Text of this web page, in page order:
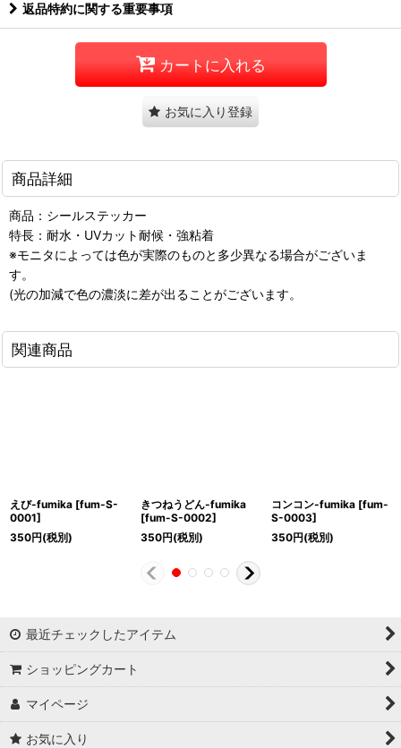
返品特約に関する重要事項
カートに入れる
お気に入り登録
商品詳細
商品：シールステッカー
特長：耐水・UVカット耐候・強粘着
※モニタによっては色が実際のものと多少異なる場合がございま
す。
(光の加減で色の濃淡に差が出ることがございます。
関連商品
えび-fumika [fum-S-
0001]
350円(税別)
きつねうどん-fumika
[fum-S-0002]
350円(税別)
コンコン-fumika [fum-
S-0003]
350円(税別)
最近チェックしたアイテム
ショッピングカート
マイページ
お気に入り